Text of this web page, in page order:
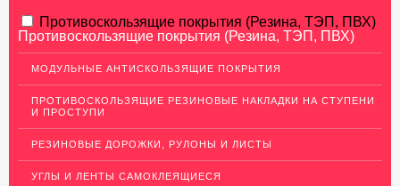
АЛЮМИНИЕВЫЙ ПРОКАТ
НЕРЖАВЕЮЩАЯ СТАЛЬ
МЕДНЫЙ ПРОКАТ
ЛАТУННЫЙ ПРОКАТ
ДЕКОР НЕРЖАВЕЙКА
ОГРАЖДЕНИЯ ДЛЯ ЛЕСТНИЦ
Противоскользящие покрытия (Резина, ТЭП, ПВХ)
Противоскользящие покрытия (Резина, ТЭП, ПВХ)
МОДУЛЬНЫЕ АНТИСКОЛЬЗЯЩИЕ ПОКРЫТИЯ
ПРОТИВОСКОЛЬЗЯЩИЕ РЕЗИНОВЫЕ НАКЛАДКИ НА СТУПЕНИ
И ПРОСТУПИ
РЕЗИНОВЫЕ ДОРОЖКИ, РУЛОНЫ И ЛИСТЫ
УГЛЫ И ЛЕНТЫ САМОКЛЕЯЩИЕСЯ